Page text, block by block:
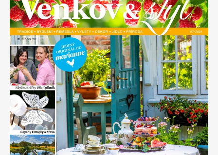
Marianne
Apetit
Elle Decoration
Marianne Bydlení
Knihy Merch